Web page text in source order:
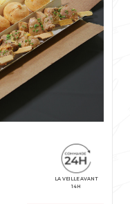
LA VEILLE AVANT
14H